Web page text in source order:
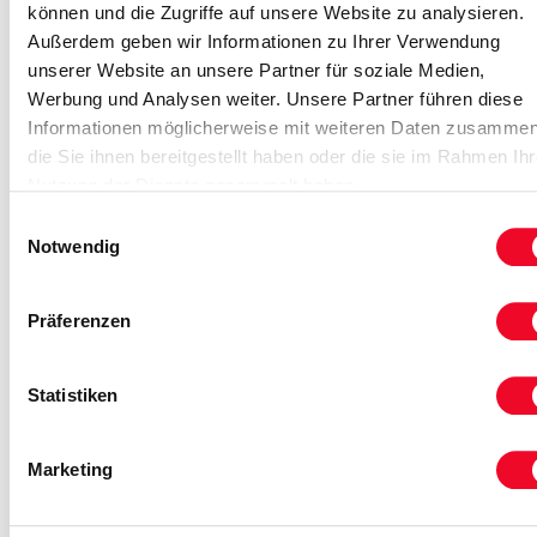
können und die Zugriffe auf unsere Website zu analysieren.
Außerdem geben wir Informationen zu Ihrer Verwendung
unserer Website an unsere Partner für soziale Medien,
Werbung und Analysen weiter. Unsere Partner führen diese
Informationen möglicherweise mit weiteren Daten
die Sie ihnen bereitgestellt haben oder die sie im Rahmen
Notwendig
Präferenzen
Statistiken
Marketing
Reise auf
… einzigartiges Bahnerlebnis um Zermatt,